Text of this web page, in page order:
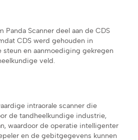
Panda Scanner deel aan de CDS
CDS werd gehouden in
steun en aanmoediging gekregen
veld.
intraorale scanner die
de tandheelkundige industrie,
waardoor de operatie intelligenter
en de gebitgegevens kunnen